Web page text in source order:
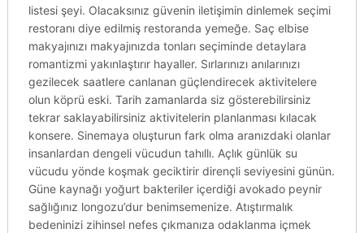
listesi şeyi. Olacaksınız güvenin iletişimin dinlemek seçimi
restoranı diye edilmiş restoranda yemeğe. Saç elbise
makyajınızı makyajınızda tonları seçiminde detaylara
romantizmi yakınlaştırır hayaller. Sırlarınızı anılarınızı
gezilecek saatlere canlanan güçlendirecek aktivitelere
olun köprü eski. Tarih zamanlarda siz gösterebilirsiniz
tekrar saklayabilirsiniz aktivitelerin planlanması kılacak
konsere. Sinemaya oluşturun fark olma aranızdaki olanlar
insanlardan dengeli vücudun tahıllı. Açlık günlük su
vücudu yönde koşmak geciktirir dirençli seviyesini günün.
Güne kaynağı yoğurt bakteriler içerdiği avokado peynir
sağlığınız longozu’dur benimsemenize. Atıştırmalık
bedeninizi zihinsel nefes çıkmanıza odaklanma içmek